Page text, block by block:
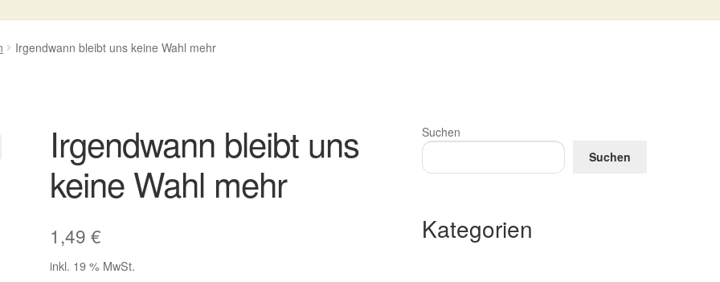
Digitale Lebenspostkarten FAQ
Irgendwann bleibt uns keine Wahl mehr
Irgendwann bleibt uns
keine Wahl mehr
1,49€
inkl. 19 % MwSt.
Suchen
Suchen
Kategorien